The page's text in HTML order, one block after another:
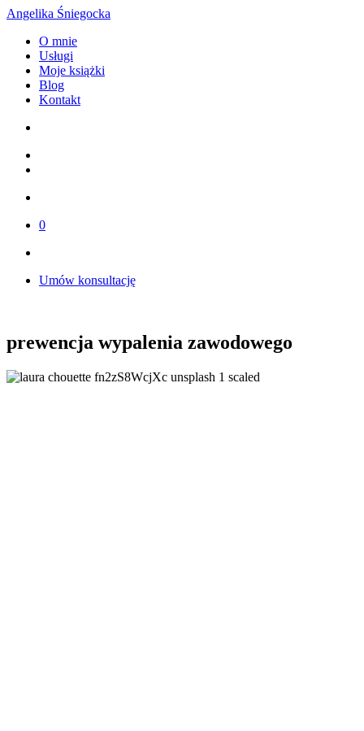
Angelika Śniegocka
O mnie
Usługi
Moje książki
Blog
Kontakt
0
Umów konsultację
prewencja wypalenia zawodowego